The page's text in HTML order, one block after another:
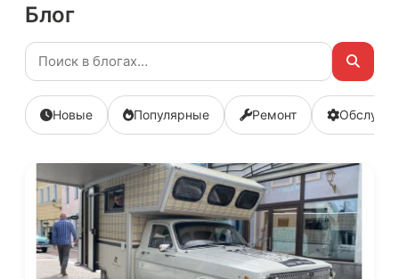
Блог
Новые Популярные Ремонт